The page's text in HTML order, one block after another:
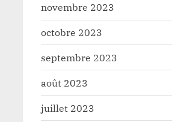
novembre 2023
octobre 2023
septembre 2023
août 2023
juillet 2023